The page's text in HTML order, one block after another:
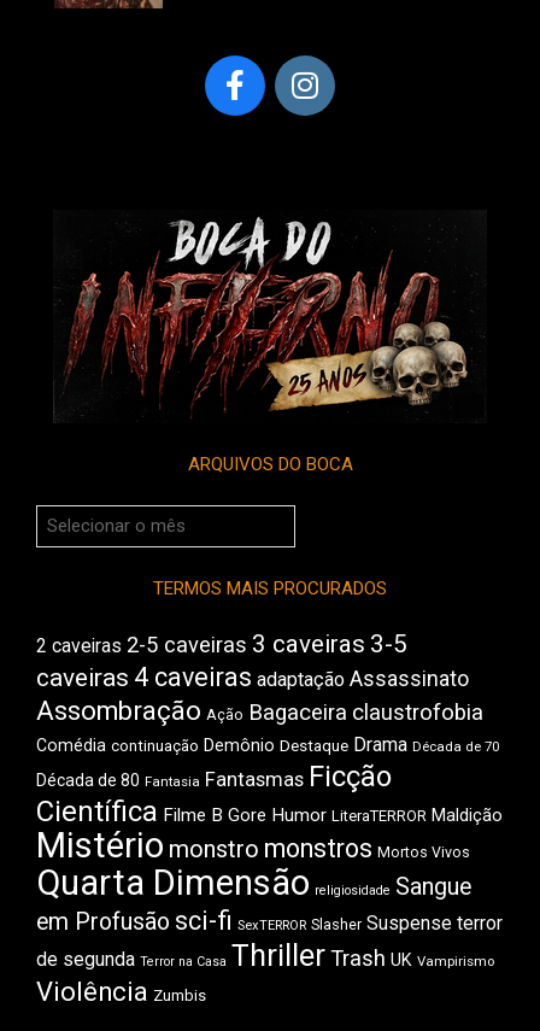
ARQUIVOS DO BOCA
Arquivos
do
TERMOS MAIS PROCURADOS
2 caveiras 2-5 caveiras 3 caveiras 3-5
caveiras 4 caveiras adaptação Assassinato
Assombração Ação Bagaceira claustrofobia
Comédia continuação Demônio Destaque Drama Década de 70
Década de 80 Fantasia Fantasmas Ficção
Científica Filme B Gore Humor LiteraTERROR Maldição
Mistério monstro monstros Mortos Vivos
Quarta Dimensão religiosidade Sangue
em Profusão sci-fi SexTERROR Slasher Suspense terror
de segunda Terror na Casa ThrillerTrash UK Vampirismo
Violência Zumbis